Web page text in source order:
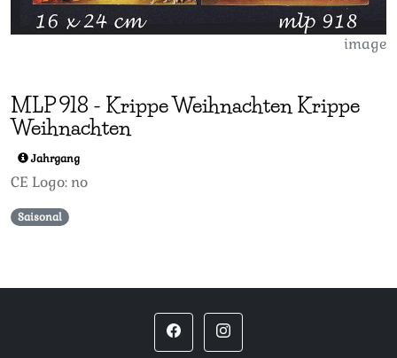
image
MLP918 - Krippe Weihnachten Krippe
Weihnachten
Jahrgang
CE Logo: no
Saisonal